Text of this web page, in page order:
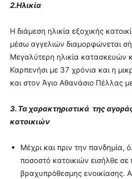
2.Ηλικία
Η διάμεση ηλικία εξοχικής
μέσω αγγελιών διαμορφώνεται
Μεγαλύτερη ηλικία κατασκευών
Καρπενήσι με 37 χρόνια και η
και στον Άγιο Αθανάσιο Πέλλας
3. Τα χαρακτηριστικά της
κατοικιών
Μέχρι και πριν την πανδημία,
ποσοστό κατοικιών εισήλθε
βραχυπρόθεσμης ενοικίασης.